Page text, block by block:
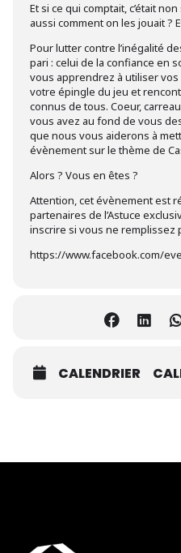
Et si ce qui comptait, c’était
aussi comment on les jouait ?
Pour lutter contre l’inégalité
pari : celui de la confiance en
vous apprendrez à utiliser
votre épingle du jeu et
connus de tous. Coeur,
vous avez au fond de vous
que nous vous aiderons à
évènement sur le thème de
Alors ? Vous en êtes ?
Attention, cet évènement est
partenaires de l’Astuce
inscrire si vous ne remplissez
https://www.facebook.com/
CALENDRIER